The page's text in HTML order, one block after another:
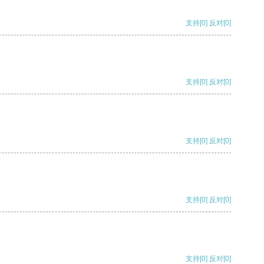
支持[0] 反对[0]
支持[0] 反对[0]
支持[0] 反对[0]
支持[0] 反对[0]
支持[0] 反对[0]